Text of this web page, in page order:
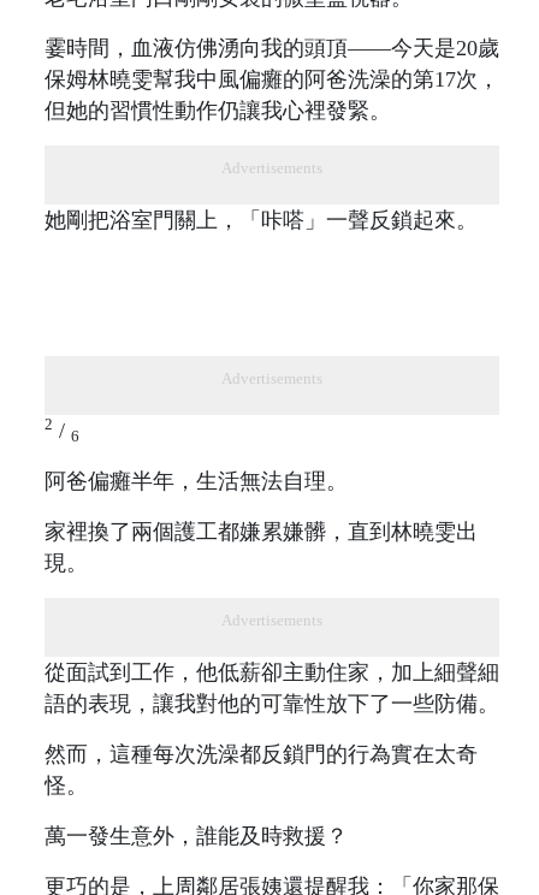
霎時間，血液仿佛湧向我的頭頂——今天是20歲
保姆林曉雯幫我中風偏癱的阿爸洗澡的第17次，
但她的習慣性動作仍讓我心裡發緊。
Advertisements
她剛把浴室門關上，「咔嗒」一聲反鎖起來。
Advertisements
2 / 6
阿爸偏癱半年，生活無法自理。
家裡換了兩個護工都嫌累嫌髒，直到林曉雯出
現。
Advertisements
從面試到工作，他低薪卻主動住家，加上細聲細
語的表現，讓我對他的可靠性放下了一些防備。
然而，這種每次洗澡都反鎖門的行為實在太奇
怪。
萬一發生意外，誰能及時救援？
更巧的是，上周鄰居張姨還提醒我：「你家那保